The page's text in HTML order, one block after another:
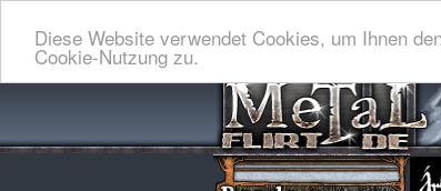
Diese Website verwendet Cookies, um Ihnen
Cookie-Nutzung zu.